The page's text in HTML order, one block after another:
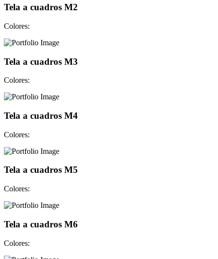
Tela a cuadros M2
Colores:
Tela a cuadros M3
Colores:
Tela a cuadros M4
Colores:
Tela a cuadros M5
Colores:
Tela a cuadros M6
Colores: